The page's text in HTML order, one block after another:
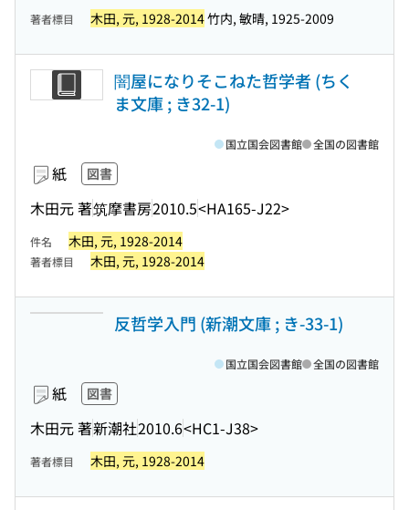
著者標目 木田, 元, 1928-2014竹内, 敏晴, 1925-2009
闇屋になりそこねた哲学者 (ちく
ま文庫 ; き32-1)
紙 図書
木田元 著筑摩書房2010.5<HA165-J22>
国立国会図書館 全国の図書館
件名 木田, 元, 1928-2014
著者標目 木田, 元, 1928-2014
反哲学入門 (新潮文庫 ; き-33-1)
紙 図書
木田元 著新潮社2010.6<HC1-J38>
国立国会図書館 全国の図書館
著者標目 木田, 元, 1928-2014